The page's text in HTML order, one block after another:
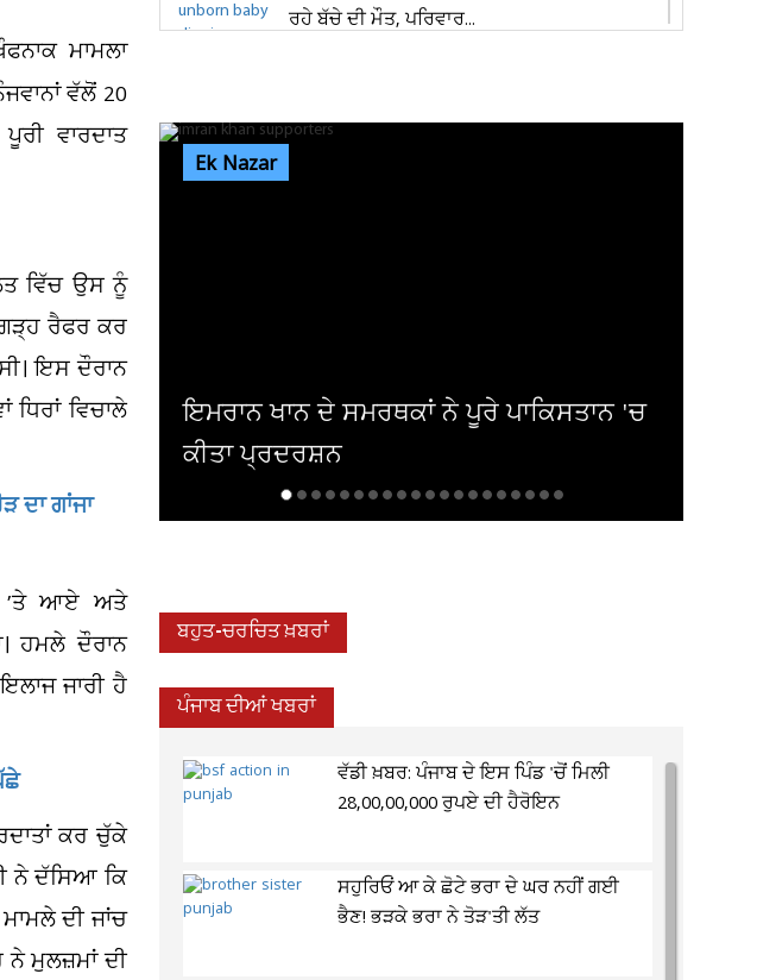
ਮਾਮਲਾ
ਵੱਲੋਂ 20
ਵਾਰਦਾਤ
ਵਿੱਚ ਉਸ ਨੂੰ
ਰੈਫਰ ਕਰ
ਇਸ ਦੌਰਾਨ
ਵਿਚਾਲੇ
ਗਾਂਜਾ
’ਤੇ ਆਏ ਅਤੇ
ਹਮਲੇ ਦੌਰਾਨ
ਜਾਰੀ ਹੈ
ਕਰ ਚੁੱਕੇ
ਨੇ ਦੱਸਿਆ ਕਿ
ਦੀ ਜਾਂਚ
ਨੇ ਮੁਲਜ਼ਮਾਂ ਦੀ
ਰਹੇ ਬੱਚੇ ਦੀ ਮੌਤ, ਪਰਿਵਾਰ...
Ek Nazar
ਨੇ ਪੂਰੇ ਪਾਕਿਸਤਾਨ 'ਚ
ਇੰਡਸਟਰੀ ਨੂੰ 100 ਤੋਂ ਵੱਧ ਹਿੱਟ ਫਿਲਮਾਂ ਦੇ ਚੁੱਕੇ
ਅਦਾਕਾਰ ਦਾ ਹੋਇਆ ਬੁਰਾ ਹਾਲ...
ਬਹੁਤ-ਚਰਚਿਤ ਖ਼ਬਰਾਂ
ਪੰਜਾਬ ਦੀਆਂ ਖਬਰਾਂ
ਵੱਡੀ ਖ਼ਬਰ: ਪੰਜਾਬ ਦੇ ਇਸ ਪਿੰਡ 'ਚੋਂ ਮਿਲੀ
28,00,00,000 ਰੁਪਏ ਦੀ ਹੈਰੋਇਨ
ਸਹੁਰਿਓਂ ਆ ਕੇ ਛੋਟੇ ਭਰਾ ਦੇ ਘਰ ਨਹੀਂ ਗਈ
ਭੈਣ! ਭੜਕੇ ਭਰਾ ਨੇ ਤੋੜ'ਤੀ ਲੱਤ